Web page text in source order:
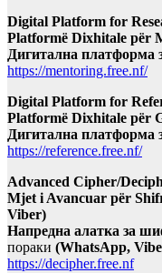
Digital Platform for
Platformë Dixhitale për
Дигитална платформа
https://mentoring.free.nf/
Digital Platform for
Platformë Dixhitale për
Дигитална платформа
https://reference.free.nf/
Advanced Cipher/
Mjet i Avancuar për
Viber)
Напредна алатка за
пораки (WhatsApp,
https://decipher.free.nf